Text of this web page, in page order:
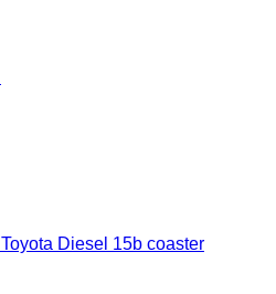
Toyota Diesel 15b coaster